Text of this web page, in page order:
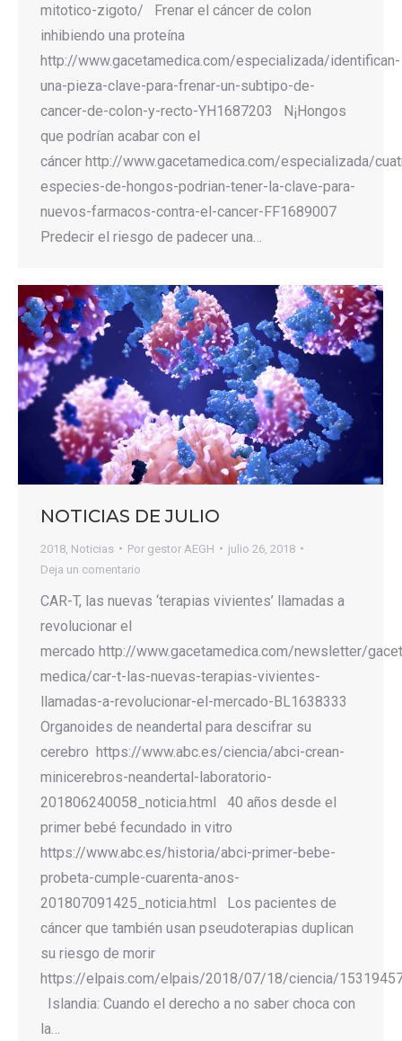
mitotico-zigoto/ Frenar el cáncer de colon
inhibiendo una proteína
http://www.gacetamedica.com/especializada/identifican-
una-pieza-clave-para-frenar-un-subtipo-de-
cancer-de-colon-y-recto-YH1687203 N¡Hongos
que podrían acabar con el
cáncer http://www.gacetamedica.com/especializada/
especies-de-hongos-podrian-tener-la-clave-para-
nuevos-farmacos-contra-el-cancer-FF1689007
Predecir el riesgo de padecer una…
NOTICIAS DE JULIO
2018 Noticias Por gestor AEGH
julio 26, 2018
Deja un comentario
CAR-T, las nuevas ‘terapias vivientes’ llamadas a
revolucionar el
mercado http://www.gacetamedica.com/newsletter/
medica/car-t-las-nuevas-terapias-vivientes-
llamadas-a-revolucionar-el-mercado-BL1638333
Organoides de neandertal para descifrar su
cerebro https://www.abc.es/ciencia/abci-crean-
minicerebros-neandertal-laboratorio-
201806240058_noticia.html 40 años desde el
primer bebé fecundado in vitro
https://www.abc.es/historia/abci-primer-bebe-
probeta-cumple-cuarenta-anos-
201807091425_noticia.html Los pacientes de
cáncer que también usan pseudoterapias duplican
su riesgo de morir
https://elpais.com/elpais/2018/07/18/ciencia/
Islandia: Cuando el derecho a no saber choca con
la…